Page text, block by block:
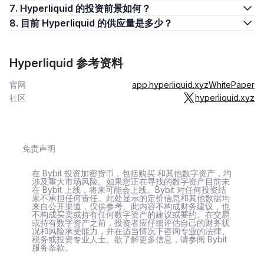
7. Hyperliquid 的投资前景如何？
8. 目前 Hyperliquid 的供应量是多少？
Hyperliquid 参考资料
官网 app.hyperliquid.xyzWhitePaper
社区
hyperliquid.xyz
免责声明
在 Bybit 投资加密货币，包括购买 和其他数字资产，均
涉及重大市场风险。如果您正在寻找的数字资产目前未
在 Bybit 上线，将来可能会上线。Bybit 对任何投资结
果不承担任何责任。此处显示的定价信息和其他数据均
来自公开渠道，仅供参考。此内容不构成财务建议，也
不构成买卖或持有任何数字资产的建议或要约。在交易
或持有数字资产之前，投资者应仔细评估自己的财务状
况和风险承受能力，并在适当情况下咨询专业的法律、
税务或投资专业人士。欲了解更多信息，请参阅 Bybit
服务条款。